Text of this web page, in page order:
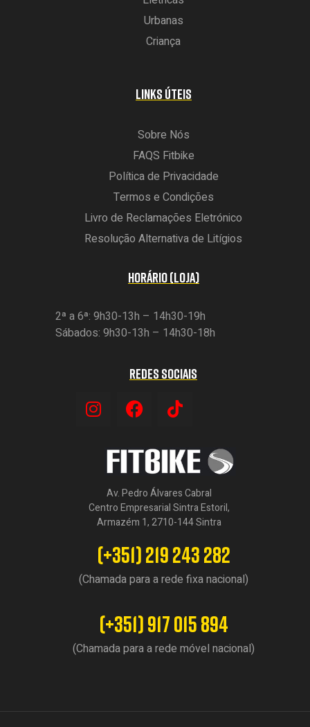
Urbanas
Criança
LINKS ÚTEIS
Sobre Nós
FAQS Fitbike
Política de Privacidade
Termos e Condições
Livro de Reclamações Eletrónico
Resolução Alternativa de Litígios
HORÁRIO (LOJA)
2ª a 6ª: 9h30-13h – 14h30-19h
Sábados: 9h30-13h – 14h30-18h
REDES SOCIAIS
Av. Pedro Álvares Cabral
Centro Empresarial Sintra Estoril,
Armazém 1, 2710-144 Sintra
(+351) 219 243 282
(Chamada para a rede fixa nacional)
(+351) 917 015 894
(Chamada para a rede móvel nacional)